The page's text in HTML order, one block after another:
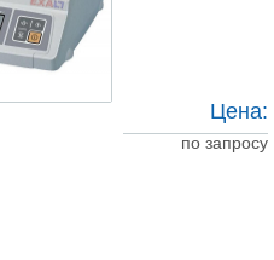
Цена:
по запросу